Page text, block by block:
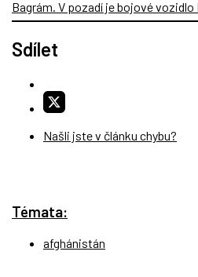
Sdílet
Našli jste v článku chybu?
Témata:
afghánistán